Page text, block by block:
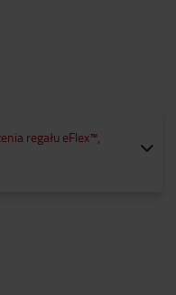
regału eFlex™,